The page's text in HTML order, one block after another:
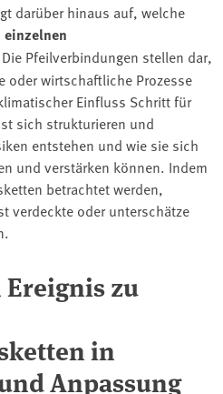
darüber hinaus auf, welche
einzelnen
Pfeilverbindungen stellen dar,
oder wirtschaftliche Prozesse
Einfluss Schritt für
sich strukturieren und
entstehen und wie sie sich
und verstärken können. Indem
betrachtet werden,
verdeckte oder unterschätze
zu
in
Anpassung